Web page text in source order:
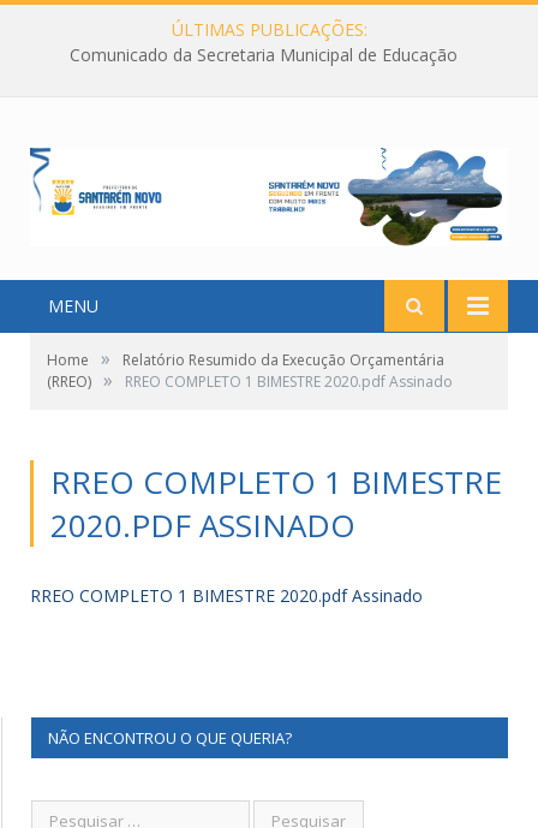
ÚLTIMAS PUBLICAÇÕES:
Comunicado da Secretaria Municipal de Educação
MENU
Home »
Relatório Resumido da Execução Orçamentária
(RREO) » RREO COMPLETO 1 BIMESTRE 2020.pdf Assinado
RREO COMPLETO 1 BIMESTRE
2020.PDF ASSINADO
RREO COMPLETO 1 BIMESTRE 2020.pdf Assinado
NÃO ENCONTROU O QUE QUERIA?